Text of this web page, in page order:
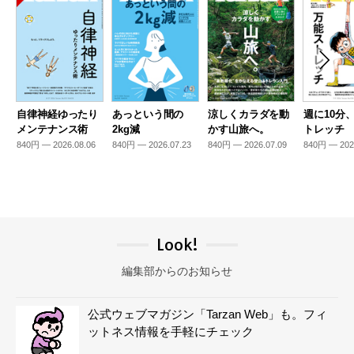
自律神経ゆったり
メンテナンス術
840円 — 2026.08.06
あっという間の
2kg減
840円 — 2026.07.23
涼しくカラダを動
かす山旅へ。
840円 — 2026.07.09
週に10分
トレッチ
840円 —
Look!
編集部からのお知らせ
公式ウェブマガジン「Tarzan Web」も。フィ
ットネス情報を手軽にチェック